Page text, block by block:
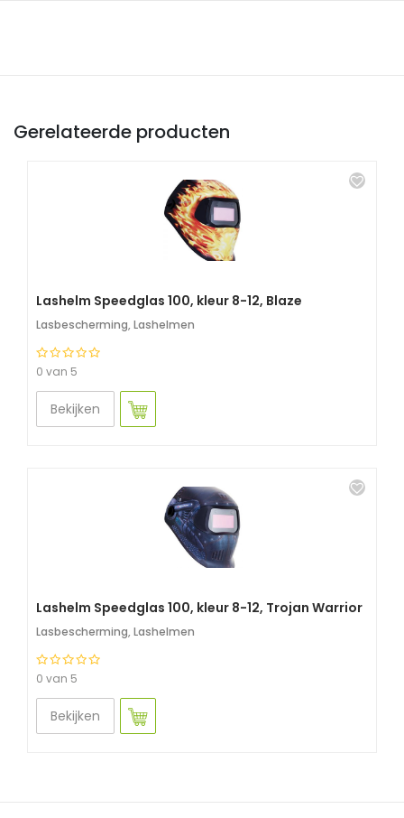
Gerelateerde producten
Lashelm Speedglas 100, kleur 8-12, Blaze
Lasbescherming, Lashelmen
0 van 5
Bekijken
Lashelm Speedglas 100, kleur 8-12, Trojan Warrior
Lasbescherming, Lashelmen
0 van 5
Bekijken